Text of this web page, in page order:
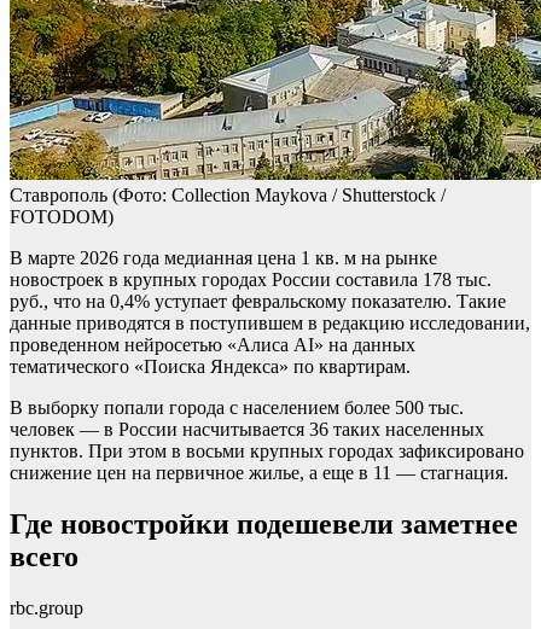
Ставрополь (Фото: Collection Maykova / Shutterstock /
FOTODOM)
В марте 2026 года медианная цена 1 кв. м на рынке
новостроек в крупных городах России составила 178 тыс.
руб., что на 0,4% уступает февральскому показателю. Такие
данные приводятся в поступившем в редакцию исследовании,
проведенном нейросетью «Алиса AI» на данных
тематического «Поиска Яндекса» по квартирам.
В выборку попали города с населением более 500 тыс.
человек — в России насчитывается 36 таких населенных
пунктов. При этом в восьми крупных городах зафиксировано
снижение цен на первичное жилье, а еще в 11 — стагнация.
Где новостройки подешевели заметнее
всего
rbc.group